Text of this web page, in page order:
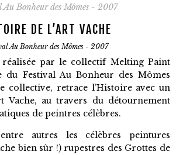
Au Bonheur des Mômes - 2007
DE L’ART VACHE
Au Bonheur des Mômes - 2007
par le collectif Melting Paint
du Festival Au Bonheur des Mômes
collective, retrace l’Histoire avec un
Vache, au travers du détournement
de peintres célèbres.
autres les célèbres peintures
bien sûr !) rupestres des Grottes de